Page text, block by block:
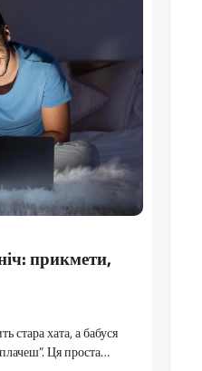
прикмети,
стара хата, а бабуся
Ця проста…